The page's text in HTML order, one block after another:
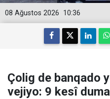
10:36
08 Ağustos 2026
Çolig de banqado
vejiyo: 9 kesî